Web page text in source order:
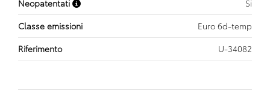
Neopatentati
Si
Classe emissioni
Euro 6d-temp
Riferimento
U-34082